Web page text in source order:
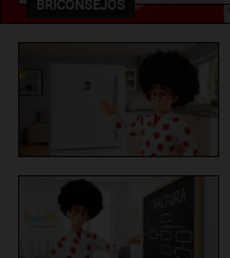
BRICONSEJOS